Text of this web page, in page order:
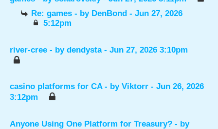
Re: games - by DenBond - Jun 27, 2026
5:12pm
river-cree - by dendysta- Jun 27, 2026 3:10pm
casino platforms for CA - by Viktorr - Jun 26, 2026
3:12pm
Anyone Using One Platform for Treasury? - by